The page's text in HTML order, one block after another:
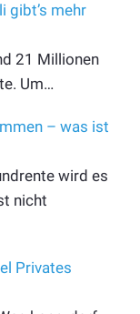
gibt’s mehr
21 Millionen
Um…
– was ist
wird es
nicht
Privates